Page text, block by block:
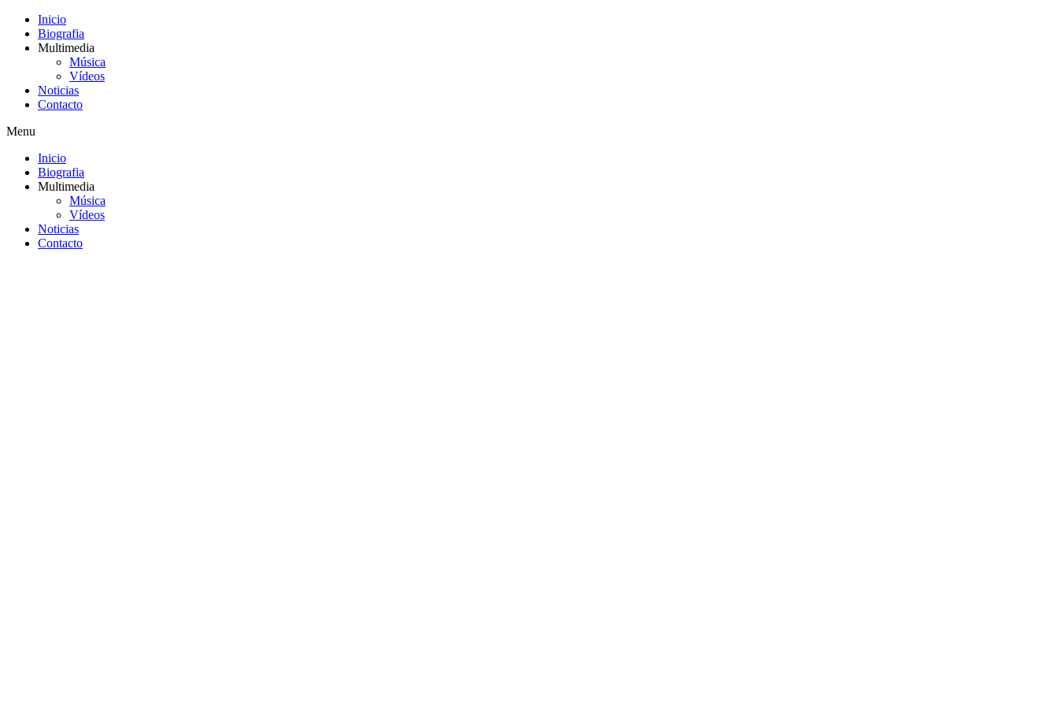
Inicio
Biografia
Multimedia
Música
Vídeos
Noticias
Contacto
Menu
Inicio
Biografia
Multimedia
Música
Vídeos
Noticias
Contacto